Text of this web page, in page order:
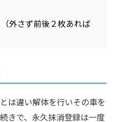
外さず前後２枚あれば
は違い解体を行いその車を
きで、永久抹消登録は一度